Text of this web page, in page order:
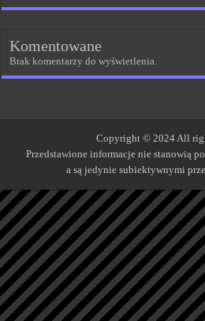
Komentowane
Brak komentarzy do wyświetlenia.
Copyright © 2024 All
Przedstawione informacje nie stanowią
a są jedynie subiektywnymi